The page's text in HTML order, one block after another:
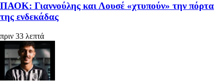
ΠΑΟΚ: Γιαννούλης και Λουσέ «χτυπούν» την πόρτα
της ενδεκάδας
πριν 33 λεπτά